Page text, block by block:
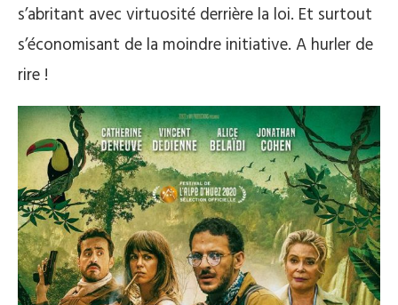
s’abritant avec virtuosité derrière la loi. Et surtout
s’économisant de la moindre initiative. A hurler de
rire !